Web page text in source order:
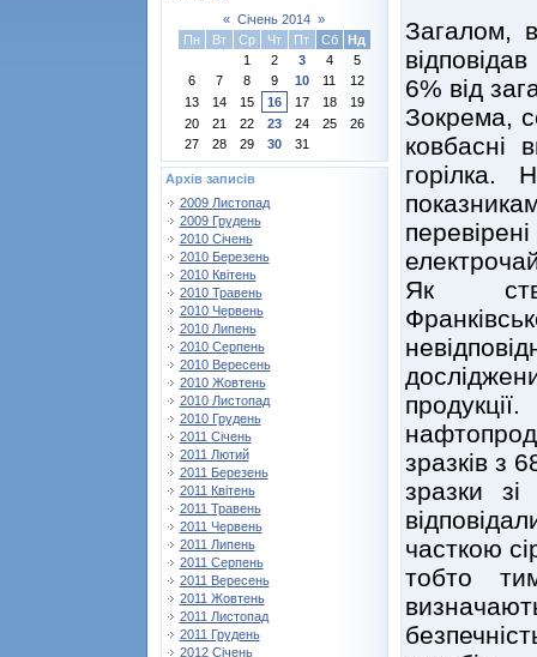
« Січень 2014 »
Пн
Вт Ср Чт Пт Сб
Нд
1
2 3 4
5
6
7 8 9 10 11
12
13
14 15 16 17 18
19
20
21 22 23 24 25
26
27
28 29 30 31
Архів записів
2009 Листопад
2009 Грудень
2010 Січень
2010 Березень
2010 Квітень
2010 Травень
2010 Червень
2010 Липень
2010 Серпень
2010 Вересень
2010 Жовтень
2010 Листопад
2010 Грудень
2011 Січень
2011 Лютий
2011 Березень
2011 Квітень
2011 Травень
2011 Червень
2011 Липень
2011 Серпень
2011 Вересень
2011 Жовтень
2011 Листопад
2011 Грудень
2012 Січень
Загалом,
6% від
Зокрема,
ковбасні
горілка.
Як
зразків з
зразки
часткою
тобто